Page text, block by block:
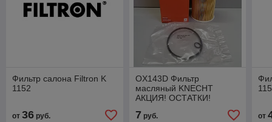
Фильтр салона Filtron K
1152
от 36 руб.
OX143D Фильтр
масляный KNECHT
АКЦИЯ! ОСТАТКИ!
7 руб. от